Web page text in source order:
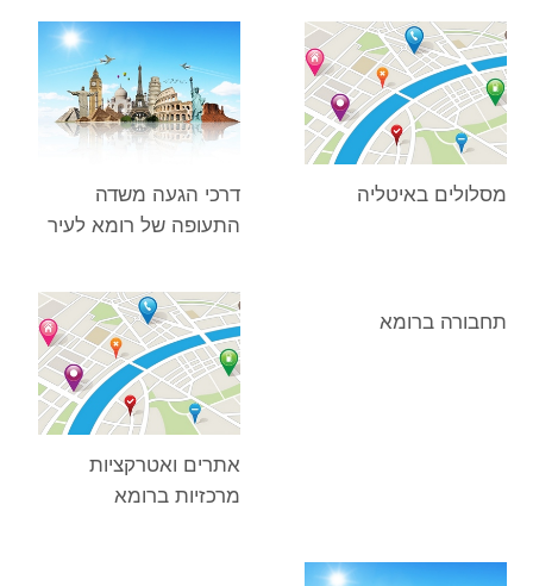
מסלולים באיטליה
דרכי הגעה משדה
התעופה של רומא לעיר
תחבורה ברומא
אתרים ואטרקציות
מרכזיות ברומא